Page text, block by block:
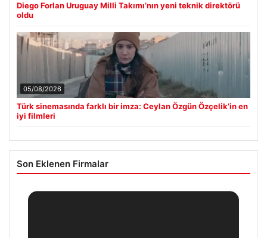
Diego Forlan Uruguay Milli Takımı’nın yeni teknik direktörü
oldu
05/08/2026
Türk sinemasında farklı bir imza: Ceylan Özgün Özçelik’in en
iyi filmleri
Son Eklenen Firmalar